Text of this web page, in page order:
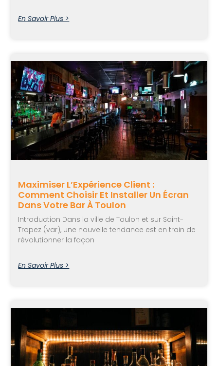
En Savoir Plus >
Maximiser L’Expérience Client :
Comment Choisir Et Installer Un Écran
Dans Votre Bar À Toulon
Introduction Dans la ville de Toulon et sur Saint-
Tropez (var), une nouvelle tendance est en train de
révolutionner la façon
En Savoir Plus >